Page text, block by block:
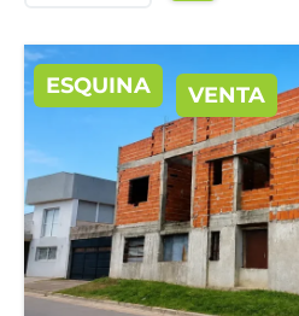
ESQUINA VENTA